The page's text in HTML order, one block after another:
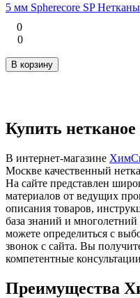
5 мм Spherecore SP
0
0
В корзину
Купить
В интернет-магазине
Москве качественный
На сайте представлен
материалов от ведущих
описания товаров,
база знаний и
можете определиться с
звонок с сайта. Вы
компетентные
Преимущества